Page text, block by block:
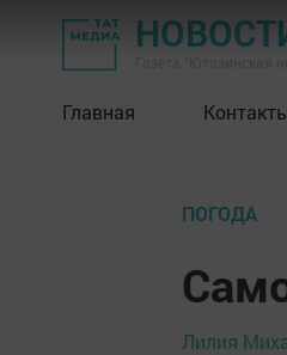
Главная
ПОГОДА
Лилия